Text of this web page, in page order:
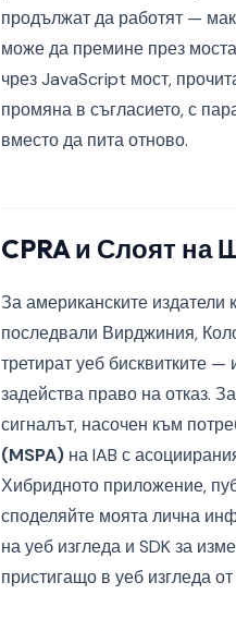
продължат да работят —
може да премине през
чрез JavaScript мост,
промяна в съгласието, с
вместо да пита отново.
CPRA и Слоят на
За американските издатели
последвали Вирджиния,
третират уеб бисквитките
задейства право на отказ.
сигналът, насочен към
(MSPA) на IAB с
Хибридното приложение,
споделяйте моята лична
на уеб изгледа и SDK за
пристигащо в уеб изгледа